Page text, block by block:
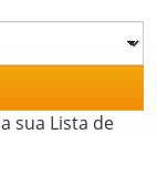
sua Lista de